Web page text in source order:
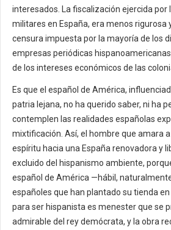
interesados. La fiscalización ejercida por
militares en España, era menos rigurosa
censura impuesta por la mayoría de los
empresas periódicas
de los intereses económicos de las
Es que el español de América,
patria lejana, no ha querido saber, ni ha
contemplen las realidades españolas
mixtificación. Así, el hombre que amara
espíritu hacia una España renovadora y
excluido del hispanismo ambiente,
español de América —hábil,
españoles que han plantado su tienda
para ser hispanista es menester que se
admirable del rey demócrata, y la obra